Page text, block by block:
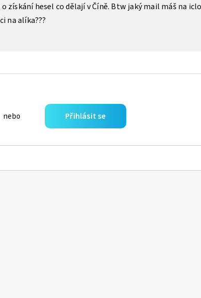
získání hesel co dělají v Číně. Btw jaký mail máš na
na alíka???
nebo Přihlásit se